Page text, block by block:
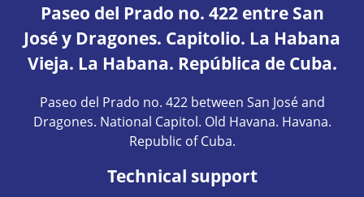
Paseo del Prado no. 422 entre San
José y Dragones. Capitolio. La Habana
Vieja. La Habana. República de Cuba.
Paseo del Prado no. 422 between San José and
Dragones. National Capitol. Old Havana. Havana.
Republic of Cuba.
Technical support